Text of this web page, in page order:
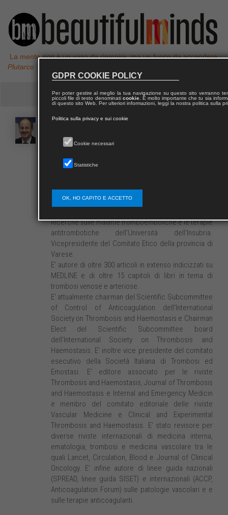
La mente non è un vaso da riempire, ma un fuoco da accendere,
Plutarco
AGENO
E’ professore Associato di Medicina Interna presso il
Dipartimento di Medicina Clinica e Sperimentale
dell’USD di Degenza Breve Internistica e Centro
Trombosi dell’Azienda Ospedaliera di Circolo
Ricerche sulle malattie tromboemboliche e le terapie
antitrombotiche dell’Università dell’Insubria.
Vicepresidente del Comitato Etico della provincia di
Varese.
E’ autore di oltre 300 articoli in extenso indicizzati su
MEDLINE e di oltre 15 capitoli di libri in tema di
trombosi venose e arteriose.
E’ attualmente chairman del Scientific Subcommittee
of Control of Anticoagulation dell’International
Society on Thrombosis and Haemostasis e Chairman
Elect del Scientific Subcommittee board
dell’International Society on Thrombosis and
Haemostasis. E’ inoltre vice presidente del comitato
esecutivo della Società Italiana di Trombosi ed
Emostasi. E’ editore associato per le riviste
Thrombosis and Haemostasis, Journal of Thrombosis
and Haemostasis e Internal and Emergency Medicin
e membro del comitato editoriale delle riviste
Vascular Medicine e Clinical and Experimental
Thrombosis and Haemostasis. E’ stato revisore per
diverse riviste internazionali di medicina interna,
ematologia, trombosi e medicina vascolare tra le
quali Lancet, Circulation, Blood e Journal of Clinical
Oncology. E’ infine autore di linee guida nazionali
(SPREAD, linee guida SISET) e internazionali (ACCP,
Anticoagulation Forum) sulle patologie vascolari e e
sulle terapie anticoagulanti.
GDPR COOKIE POLICY
Per poter gestire al meglio la tua navigazione su questo sito verranno
piccoli file di testo denominati cookie. È molto importante che tu sia
di questo sito Web. Per ulteriori informazioni, leggi la nostra politica sulla
Politica sulla privacy e sui cookie
Cookie necessari
Statistiche
OK, HO CAPITO E ACCETTO